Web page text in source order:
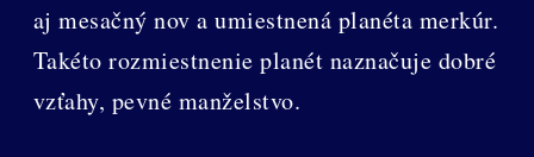
aj mesačný nov a umiestnená planéta merkúr.
Takéto rozmiestnenie planét naznačuje dobré
vzťahy, pevné manželstvo.